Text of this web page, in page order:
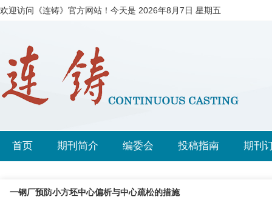
欢迎访问《连铸》官方网站！今天是 2026年8月7日 星期五
首页 期刊简介 编委会 投稿指南 期刊
一钢厂预防小方坯中心偏析与中心疏松的措施